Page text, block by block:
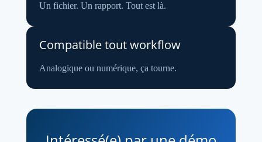
Un fichier. Un rapport. Tout est là.
Compatible tout workflow
Analogique ou numérique, ça tourne.